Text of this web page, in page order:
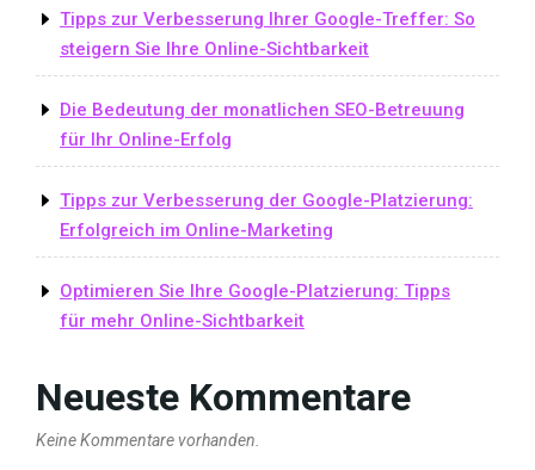
Tipps zur Verbesserung Ihrer Google-Treffer: So
steigern Sie Ihre Online-Sichtbarkeit
Die Bedeutung der monatlichen SEO-Betreuung
für Ihr Online-Erfolg
Tipps zur Verbesserung der Google-Platzierung:
Erfolgreich im Online-Marketing
Optimieren Sie Ihre Google-Platzierung: Tipps
für mehr Online-Sichtbarkeit
Neueste Kommentare
Keine Kommentare vorhanden.